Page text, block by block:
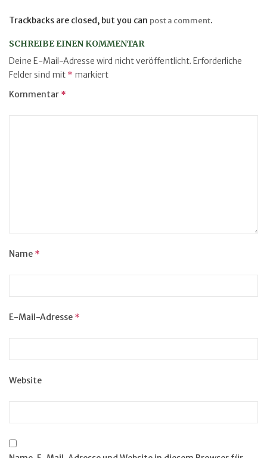
Trackbacks are closed, but you can post a comment.
SCHREIBE EINEN KOMMENTAR
Deine E-Mail-Adresse wird nicht veröffentlicht. Erforderliche
Felder sind mit * markiert
Kommentar *
Name *
E-Mail-Adresse *
Website